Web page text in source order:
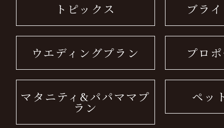
トピックス ブラ
ウエディングプラン プロ
マタニティ&パパママプ
ラン
ペッ